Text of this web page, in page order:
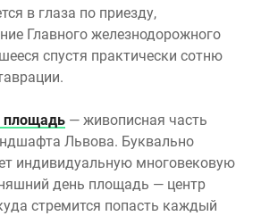
в глаза по приезду,
Главного железнодорожного
спустя практически сотню
площадь — живописная часть
Львова. Буквально
индивидуальную многовековую
день площадь — центр
стремится попасть каждый